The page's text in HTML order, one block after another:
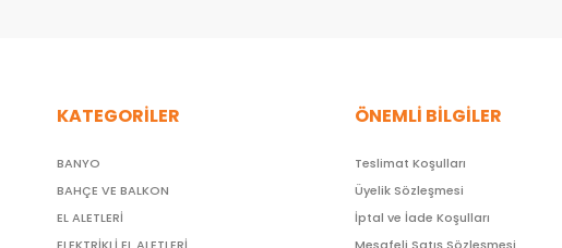
KATEGORİLER
BANYO
BAHÇE VE BALKON
EL ALETLERİ
ÖNEMLİ BİLGİLER
Teslimat Koşulları
Üyelik Sözleşmesi
İptal ve İade Koşulları